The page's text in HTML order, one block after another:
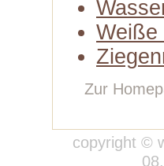
Weiße
Zur
copyright ©